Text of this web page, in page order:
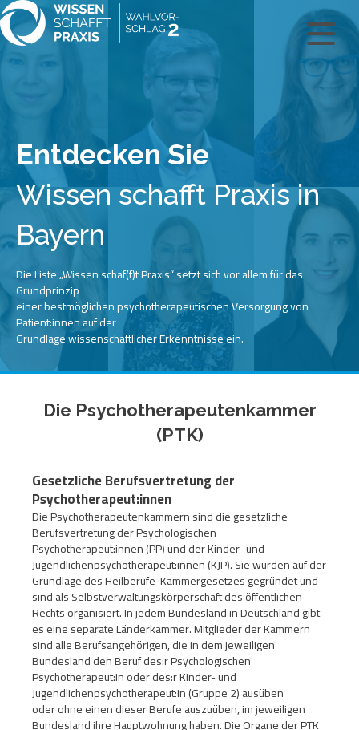
Entdecken Sie
Wissen schafft Praxis in
Bayern
Die Liste „Wissen schaf(f)t Praxis“ setzt sich vor allem für das
Grundprinzip
einer bestmöglichen psychotherapeutischen Versorgung von
Patient:innen auf der
Grundlage wissenschaftlicher Erkenntnisse ein.
Die Psychotherapeutenkammer
(PTK)
Gesetzliche Berufsvertretung der
Psychotherapeut:innen
Die Psychotherapeutenkammern sind die gesetzliche
Berufsvertretung der Psychologischen
Psychotherapeut:innen (PP) und der Kinder- und
Jugendlichenpsychotherapeut:innen (KJP). Sie wurden auf der
Grundlage des Heilberufe-Kammergesetzes gegründet und
sind als Selbstverwaltungskörperschaft des öffentlichen
Rechts organisiert. In jedem Bundesland in Deutschland gibt
es eine separate Länderkammer. Mitglieder der Kammern
sind alle Berufsangehörigen, die in dem jeweiligen
Bundesland den Beruf des:r Psychologischen
Psychotherapeut:in oder des:r Kinder- und
Jugendlichenpsychotherapeut:in (Gruppe 2) ausüben
oder ohne einen dieser Berufe auszuüben, im jeweiligen
Bundesland ihre Hauptwohnung haben. Die Organe der PTK